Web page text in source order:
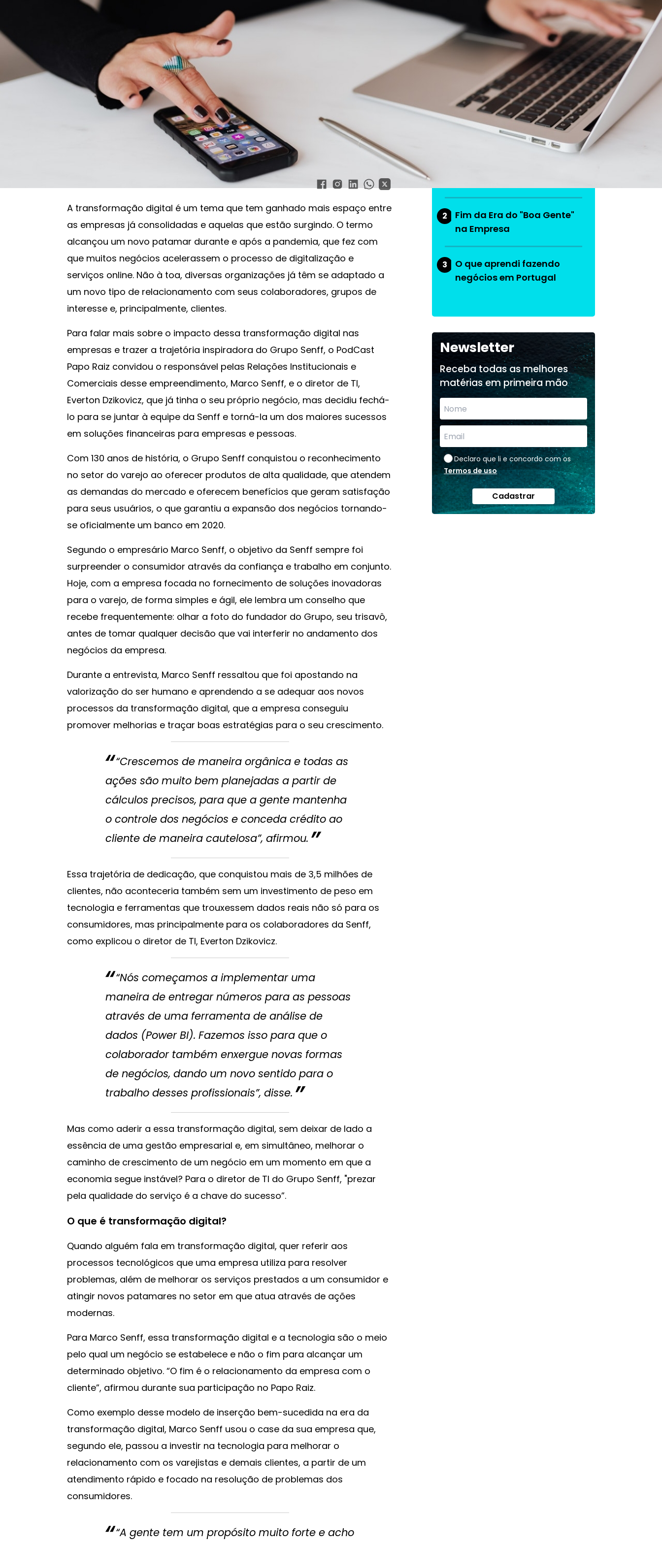
Transformação digital nas empresas: tendências do futuro
Processo de digitalização
Transformação digital nas empresas:
tendências do futuro
A transformação digital é um tema que tem ganhado mais espaço entre
as empresas já consolidadas e aquelas que estão surgindo. O termo
alcançou um novo patamar durante e após a pandemia, que fez com
que muitos negócios acelerassem o processo de digitalização e
serviços online. Não à toa, diversas organizações já têm se adaptado a
um novo tipo de relacionamento com seus colaboradores, grupos de
interesse e, principalmente, clientes.
Para falar mais sobre o impacto dessa transformação digital nas
empresas e trazer a trajetória inspiradora do Grupo Senff, o PodCast
Papo Raiz convidou o responsável pelas Relações Institucionais e
Comerciais desse empreendimento, Marco Senff, e o diretor de TI,
Everton Dzikovicz, que já tinha o seu próprio negócio, mas decidiu fechá-
lo para se juntar à equipe da Senff e torná-la um dos maiores sucessos
em soluções financeiras para empresas e pessoas.
Com 130 anos de história, o Grupo Senff conquistou o reconhecimento
no setor do varejo ao oferecer produtos de alta qualidade, que atendem
as demandas do mercado e oferecem benefícios que geram satisfação
para seus usuários, o que garantiu a expansão dos negócios tornando-
se oficialmente um banco em 2020.
Segundo o empresário Marco Senff, o objetivo da Senff sempre foi
surpreender o consumidor através da confiança e trabalho em conjunto.
Hoje, com a empresa focada no fornecimento de soluções inovadoras
para o varejo, de forma simples e ágil, ele lembra um conselho que
recebe frequentemente: olhar a foto do fundador do Grupo, seu trisavô,
antes de tomar qualquer decisão que vai interferir no andamento dos
negócios da empresa.
Durante a entrevista, Marco Senff ressaltou que foi apostando na
valorização do ser humano e aprendendo a se adequar aos novos
processos da transformação digital, que a empresa conseguiu
promover melhorias e traçar boas estratégias para o seu crescimento.
“Crescemos de maneira orgânica e todas as
ações são muito bem planejadas a partir de
cálculos precisos, para que a gente mantenha
o controle dos negócios e conceda crédito ao
cliente de maneira cautelosa”, afirmou.
Essa trajetória de dedicação, que conquistou mais de 3,5 milhões de
clientes, não aconteceria também sem um investimento de peso em
tecnologia e ferramentas que trouxessem dados reais não só para os
consumidores, mas principalmente para os colaboradores da Senff,
como explicou o diretor de TI, Everton Dzikovicz.
“Nós começamos a implementar uma
maneira de entregar números para as pessoas
através de uma ferramenta de análise de
dados (Power BI). Fazemos isso para que o
colaborador também enxergue novas formas
de negócios, dando um novo sentido para o
trabalho desses profissionais”, disse.
Mas como aderir a essa transformação digital, sem deixar de lado a
essência de uma gestão empresarial e, em simultâneo, melhorar o
caminho de crescimento de um negócio em um momento em que a
economia segue instável? Para o diretor de TI do Grupo Senff, "prezar
pela qualidade do serviço é a chave do sucesso”.
O que é transformação digital?
Quando alguém fala em transformação digital, quer referir aos
processos tecnológicos que uma empresa utiliza para resolver
problemas, além de melhorar os serviços prestados a um consumidor e
atingir novos patamares no setor em que atua através de ações
modernas.
Para Marco Senff, essa transformação digital e a tecnologia são o meio
pelo qual um negócio se estabelece e não o fim para alcançar um
determinado objetivo. “O fim é o relacionamento da empresa com o
cliente”, afirmou durante sua participação no Papo Raiz.
Como exemplo desse modelo de inserção bem-sucedida na era da
transformação digital, Marco Senff usou o case da sua empresa que,
segundo ele, passou a investir na tecnologia para melhorar o
relacionamento com os varejistas e demais clientes, a partir de um
atendimento rápido e focado na resolução de problemas dos
consumidores.
“A gente tem um propósito muito forte e acho
As mais lidas da
semana
Do produto ao ecossistema:
como empresas estão
2
Fim da Era do "Boa Gente"
na Empresa
3
O que aprendi fazendo
negócios em Portugal
Newsletter
Receba todas as melhores
matérias em primeira mão
Declaro que li e concordo com os
Termos de uso
Cadastrar